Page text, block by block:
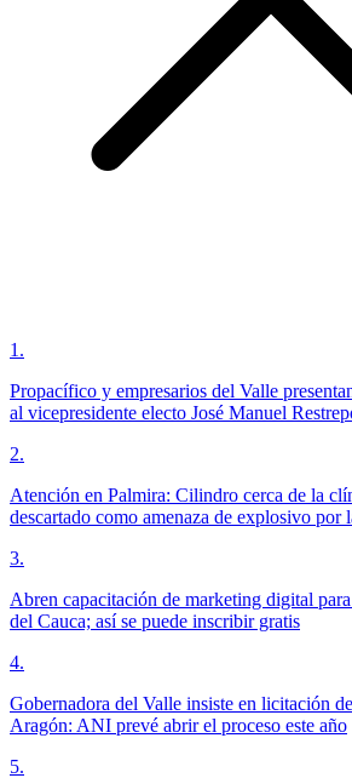
1 .
Propacífico y empresarios del Valle
al vicepresidente electo José Manuel
2.
Atención en Palmira: Cilindro cerca de la
descartado como amenaza de explosivo por
3.
Abren capacitación de marketing digital
del Cauca; así se puede inscribir gratis
4.
Gobernadora del Valle insiste en licitación
Aragón: ANI prevé abrir el proceso este año
5.